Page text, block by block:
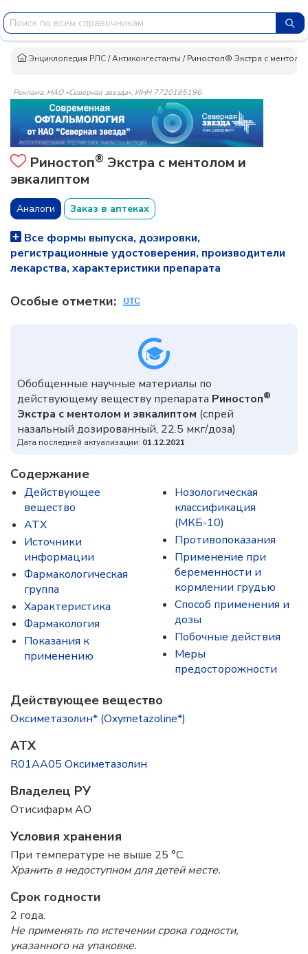
Энциклопедия РЛС/Антиконгестанты /Риностоп® Экстра с
Реклама: НАО «Северная звезда», ИНН 7720185196
Риностоп® Экстра с ментолом и
эвкалиптом
Аналоги Заказ в аптеках
Все формы выпуска, дозировки,
регистрационные удостоверения, производители
лекарства, характеристики препарата
Особые отметки:
Обобщенные научные материалы по
действующему веществу препарата Риностоп®
Экстра с ментолом и эвкалиптом (спрей
назальный дозированный, 22.5 мкг/доза)
Дата последней актуализации: 01.12.2021
Содержание
Действующее
вещество
ATX
Источники
информации
Фармакологическая
группа
Характеристика
Фармакология
Показания к
применению
Нозологическая
классификация
(МКБ-10)
Противопоказания
Применение при
беременности и
кормлении грудью
Способ применения и
дозы
Побочные действия
Меры
предосторожности
Действующее вещество
Оксиметазолин* (Oxymetazoline*)
ATX
R01AA05 Оксиметазолин
Владелец РУ
Отисифарм АО
Условия хранения
При температуре не выше 25 °C.
Хранить в недоступном для детей месте.
Срок годности
2 года.
Не применять по истечении срока годности,
указанного на упаковке.